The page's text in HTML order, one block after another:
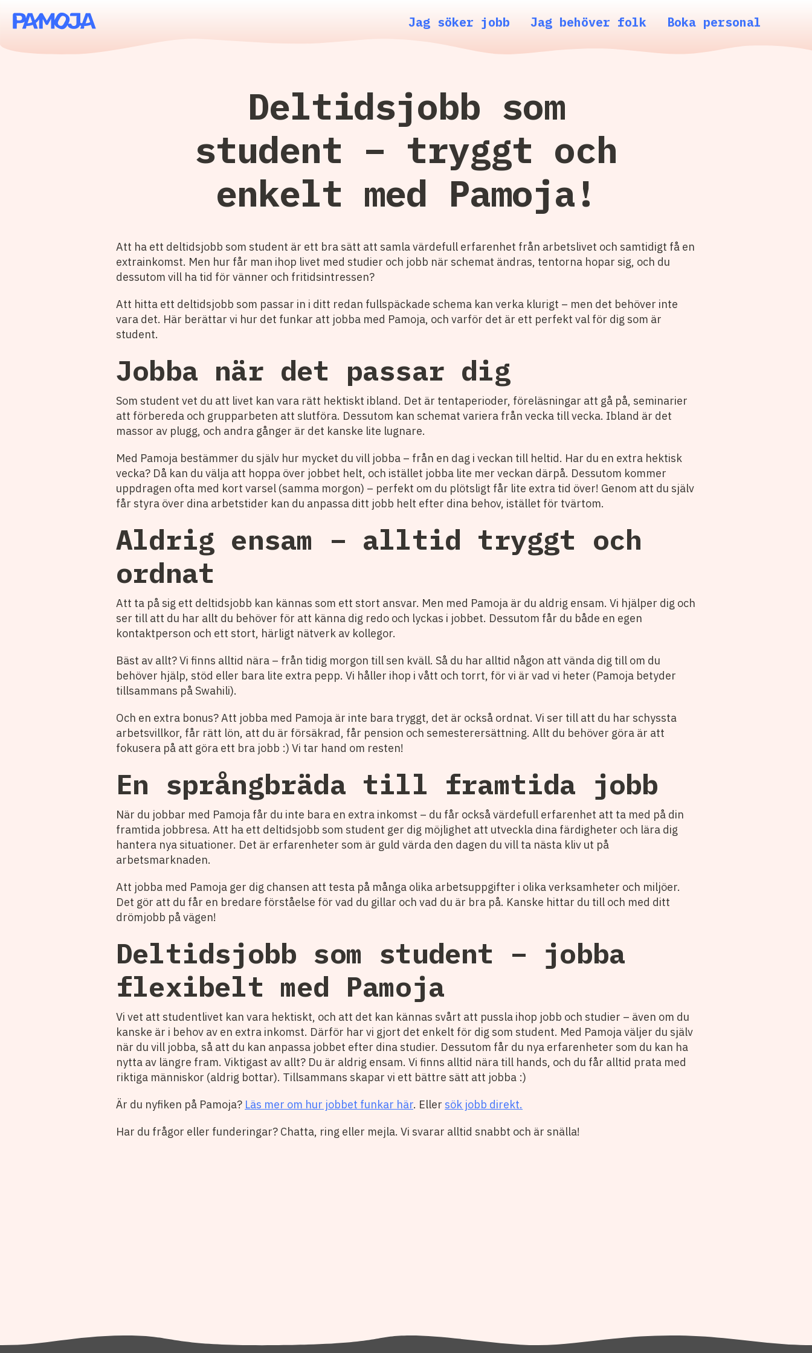
Jag söker jobb Jag behöver folk Boka personal
Deltidsjobb som
student – tryggt och
enkelt med Pamoja!
Att ha ett deltidsjobb som student är ett bra sätt att samla värdefull erfarenhet från arbetslivet och samtidigt få en
extrainkomst. Men hur får man ihop livet med studier och jobb när schemat ändras, tentorna hopar sig, och du
dessutom vill ha tid för vänner och fritidsintressen?
Att hitta ett deltidsjobb som passar in i ditt redan fullspäckade schema kan verka klurigt – men det behöver inte
vara det. Här berättar vi hur det funkar att jobba med Pamoja, och varför det är ett perfekt val för dig som är
student.
Jobba när det passar dig
Som student vet du att livet kan vara rätt hektiskt ibland. Det är tentaperioder, föreläsningar att gå på, seminarier
att förbereda och grupparbeten att slutföra. Dessutom kan schemat variera från vecka till vecka. Ibland är det
massor av plugg, och andra gånger är det kanske lite lugnare.
Med Pamoja bestämmer du själv hur mycket du vill jobba – från en dag i veckan till heltid. Har du en extra hektisk
vecka? Då kan du välja att hoppa över jobbet helt, och istället jobba lite mer veckan därpå. Dessutom kommer
uppdragen ofta med kort varsel (samma morgon) – perfekt om du plötsligt får lite extra tid över! Genom att du själv
får styra över dina arbetstider kan du anpassa ditt jobb helt efter dina behov, istället för tvärtom.
Aldrig ensam – alltid tryggt och
ordnat
Att ta på sig ett deltidsjobb kan kännas som ett stort ansvar. Men med Pamoja är du aldrig ensam. Vi hjälper dig och
ser till att du har allt du behöver för att känna dig redo och lyckas i jobbet. Dessutom får du både en egen
kontaktperson och ett stort, härligt nätverk av kollegor.
Bäst av allt? Vi finns alltid nära – från tidig morgon till sen kväll. Så du har alltid någon att vända dig till om du
behöver hjälp, stöd eller bara lite extra pepp. Vi håller ihop i vått och torrt, för vi är vad vi heter (Pamoja betyder
tillsammans på Swahili).
Och en extra bonus? Att jobba med Pamoja är inte bara tryggt, det är också ordnat. Vi ser till att du har schyssta
arbetsvillkor, får rätt lön, att du är försäkrad, får pension och semesterersättning. Allt du behöver göra är att
fokusera på att göra ett bra jobb :) Vi tar hand om resten!
En språngbräda till framtida jobb
När du jobbar med Pamoja får du inte bara en extra inkomst – du får också värdefull erfarenhet att ta med på din
framtida jobbresa. Att ha ett deltidsjobb som student ger dig möjlighet att utveckla dina färdigheter och lära dig
hantera nya situationer. Det är erfarenheter som är guld värda den dagen du vill ta nästa kliv ut på
arbetsmarknaden.
Att jobba med Pamoja ger dig chansen att testa på många olika arbetsuppgifter i olika verksamheter och miljöer.
Det gör att du får en bredare förståelse för vad du gillar och vad du är bra på. Kanske hittar du till och med ditt
drömjobb på vägen!
Deltidsjobb som student – jobba
flexibelt med Pamoja
Vi vet att studentlivet kan vara hektiskt, och att det kan kännas svårt att pussla ihop jobb och studier – även om du
kanske är i behov av en extra inkomst. Därför har vi gjort det enkelt för dig som student. Med Pamoja väljer du själv
när du vill jobba, så att du kan anpassa jobbet efter dina studier. Dessutom får du nya erfarenheter som du kan ha
nytta av längre fram. Viktigast av allt? Du är aldrig ensam. Vi finns alltid nära till hands, och du får alltid prata med
riktiga människor (aldrig bottar). Tillsammans skapar vi ett bättre sätt att jobba :)
Är du nyfiken på Pamoja? Läs mer om hur jobbet funkar här. Eller sök jobb direkt.
Har du frågor eller funderingar? Chatta, ring eller mejla. Vi svarar alltid snabbt och är snälla!